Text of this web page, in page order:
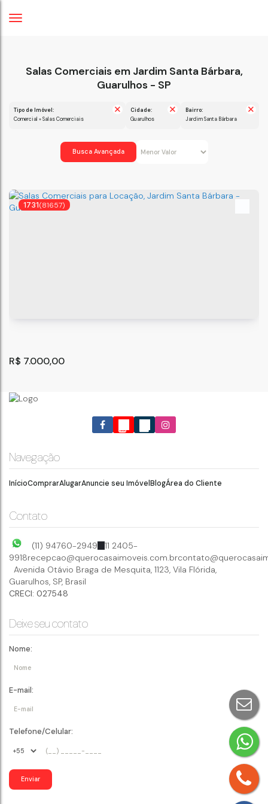
Salas Comerciais em Jardim Santa Bárbara,
Guarulhos - SP
Tipo de Imóvel:
Comercial » Salas Comerciais
Cidade:
Guarulhos
Bairro:
Jardim Santa Bárbara
Busca Avançada
1731(81657)
Salas Comerciais para Locação, Jardim Santa Bárbara
R$ 7.000,00
180.00m² 4
Navegação
InícioComprarAlugarAnuncie seu ImóvelBlogÁrea do Cliente
Contato
(11) 94760-2949
11 2405-
9918recepcao@querocasaimoveis.com.br
Avenida Otávio Braga de Mesquita, 1123, Vila Flórida,
Guarulhos, SP, Brasil
CRECI: 027548
Deixe seu contato
Nome:
E-mail:
Telefone/Celular: